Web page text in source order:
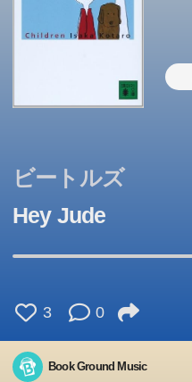
ビートルズ
Hey Jude
3 0
Book Ground Music